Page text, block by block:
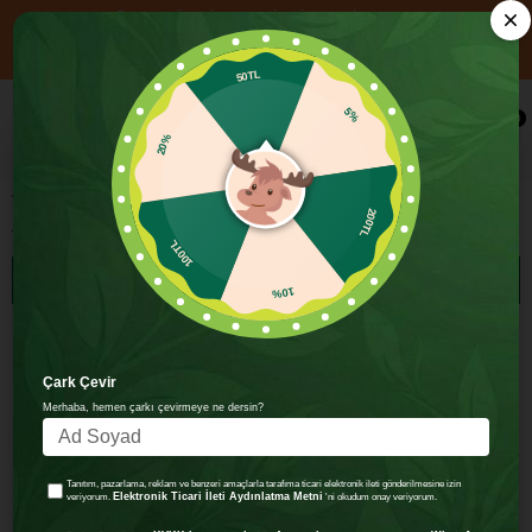
📦 1000₺ ÜZERİ ALIŞVERİŞE ÜCRETSİZ KARGO
YENİ ÜYELERE ÖZEL 750₺ ÜZERİ ALIŞVERİŞE 100 TL İNDİRİM!
KOD: HOSGELDIN100
0
Vegan
FILTRELEME
SIRALAMA
100TL
Çark Çevir
Merhaba, hemen çarkı çevirmeye ne dersin?
Tanıtım, pazarlama, reklam ve benzeri amaçlarla tarafıma ticari elektronik ileti gönderilmesine izin
veriyorum. Elektronik Ticari İleti Aydınlatma Metni 'ni okudum onay veriyorum.